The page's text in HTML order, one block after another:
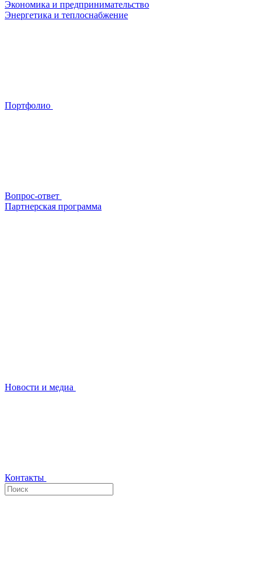
Экономика и предпринимательство
Энергетика и теплоснабжение
Портфолио
Вопрос-ответ
Партнерская программа
Новости и медиа
Контакты